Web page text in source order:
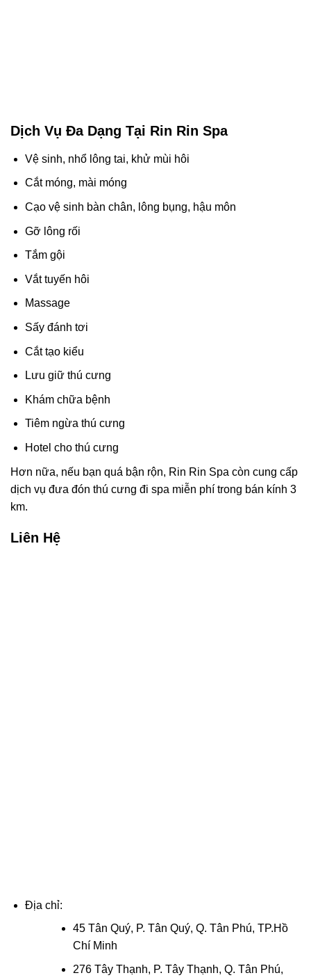
Dịch Vụ Đa Dạng Tại Rin Rin Spa
Vệ sinh, nhổ lông tai, khử mùi hôi
Cắt móng, mài móng
Cạo vệ sinh bàn chân, lông bụng, hậu môn
Gỡ lông rối
Tắm gội
Vắt tuyến hôi
Massage
Sấy đánh tơi
Cắt tạo kiểu
Lưu giữ thú cưng
Khám chữa bệnh
Tiêm ngừa thú cưng
Hotel cho thú cưng
Hơn nữa, nếu bạn quá bận rộn, Rin Rin Spa còn cung cấp
dịch vụ đưa đón thú cưng đi spa miễn phí trong bán kính 3
km.
Liên Hệ
Địa chỉ:
45 Tân Quý, P. Tân Quý, Q. Tân Phú, TP.Hồ
Chí Minh
276 Tây Thạnh, P. Tây Thạnh, Q. Tân Phú,